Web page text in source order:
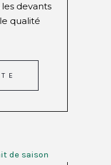
devants
qualité